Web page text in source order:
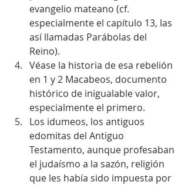
evangelio mateano (cf.
especialmente el capítulo 13, las
así llamadas Parábolas del
Reino).
Véase la historia de esa rebelión
en 1 y 2 Macabeos, documento
histórico de inigualable valor,
especialmente el primero.
Los idumeos, los antiguos
edomitas del Antiguo
Testamento, aunque profesaban
el judaísmo a la sazón, religión
que les había sido impuesta por